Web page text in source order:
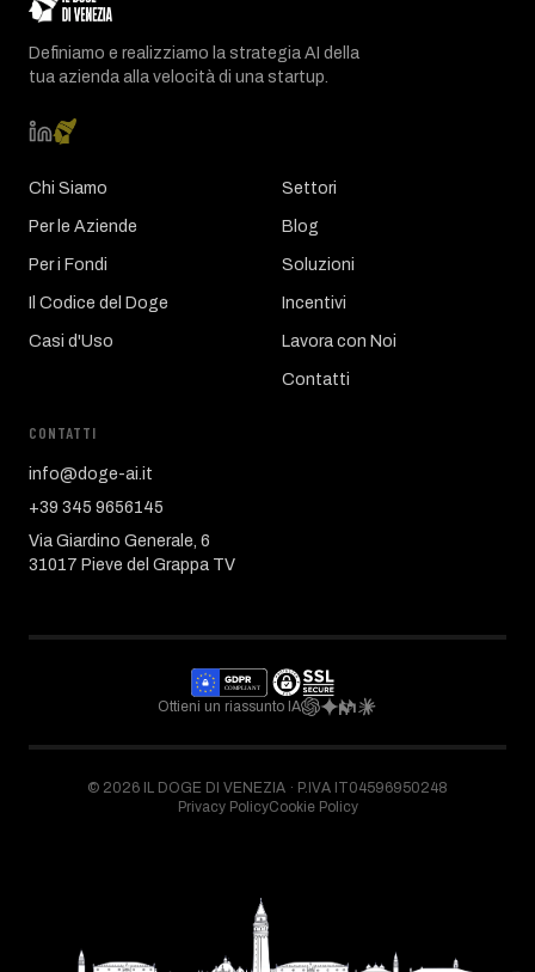
Definiamo e realizziamo la strategia AI della
tua azienda alla velocità di una startup.
Chi Siamo
Per le Aziende
Per i Fondi
Il Codice del Doge
Casi d'Uso
Settori
Blog
Soluzioni
Incentivi
Lavora con Noi
Contatti
CONTATTI
info@doge-ai.it
+39 345 9656145
Via Giardino Generale, 6
31017 Pieve del Grappa TV
Ottieni un riassunto IA
© 2026 IL DOGE DI VENEZIA · P.IVA IT04596950248
Privacy PolicyCookie Policy